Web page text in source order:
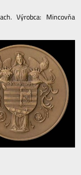
Výrobca: Mincovňa